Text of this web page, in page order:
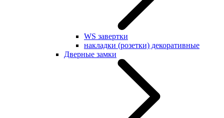
WS завертки
накладки (розетки) декоративные
Дверные замки